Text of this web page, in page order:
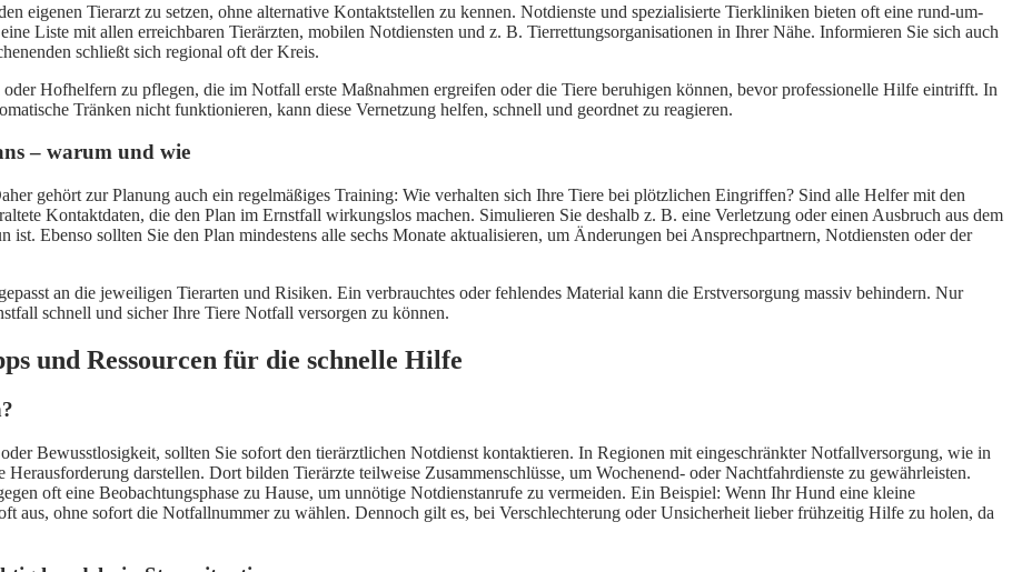
eigenen Tierarzt zu setzen, ohne alternative Kontaktstellen zu kennen. Notdienste und spezialisierte Tierkliniken bieten oft eine rund-um-
Liste mit allen erreichbaren Tierärzten, mobilen Notdiensten und z. B. Tierrettungsorganisationen in Ihrer Nähe. Informieren Sie sich auch
schließt sich regional oft der Kreis.
Hofhelfern zu pflegen, die im Notfall erste Maßnahmen ergreifen oder die Tiere beruhigen können, bevor professionelle Hilfe eintrifft. In
Tränken nicht funktionieren, kann diese Vernetzung helfen, schnell und geordnet zu reagieren.
– warum und wie
gehört zur Planung auch ein regelmäßiges Training: Wie verhalten sich Ihre Tiere bei plötzlichen Eingriffen? Sind alle Helfer mit den
Kontaktdaten, die den Plan im Ernstfall wirkungslos machen. Simulieren Sie deshalb z. B. eine Verletzung oder einen Ausbruch aus dem
Ebenso sollten Sie den Plan mindestens alle sechs Monate aktualisieren, um Änderungen bei Ansprechpartnern, Notdiensten oder der
an die jeweiligen Tierarten und Risiken. Ein verbrauchtes oder fehlendes Material kann die Erstversorgung massiv behindern. Nur
schnell und sicher Ihre Tiere Notfall versorgen zu können.
und Ressourcen für die schnelle Hilfe
Bewusstlosigkeit, sollten Sie sofort den tierärztlichen Notdienst kontaktieren. In Regionen mit eingeschränkter Notfallversorgung, wie in
darstellen. Dort bilden Tierärzte teilweise Zusammenschlüsse, um Wochenend- oder Nachtfahrdienste zu gewährleisten.
oft eine Beobachtungsphase zu Hause, um unnötige Notdienstanrufe zu vermeiden. Ein Beispiel: Wenn Ihr Hund eine kleine
aus, ohne sofort die Notfallnummer zu wählen. Dennoch gilt es, bei Verschlechterung oder Unsicherheit lieber frühzeitig Hilfe zu holen, da